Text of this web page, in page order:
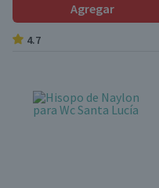
Agregar
4.7